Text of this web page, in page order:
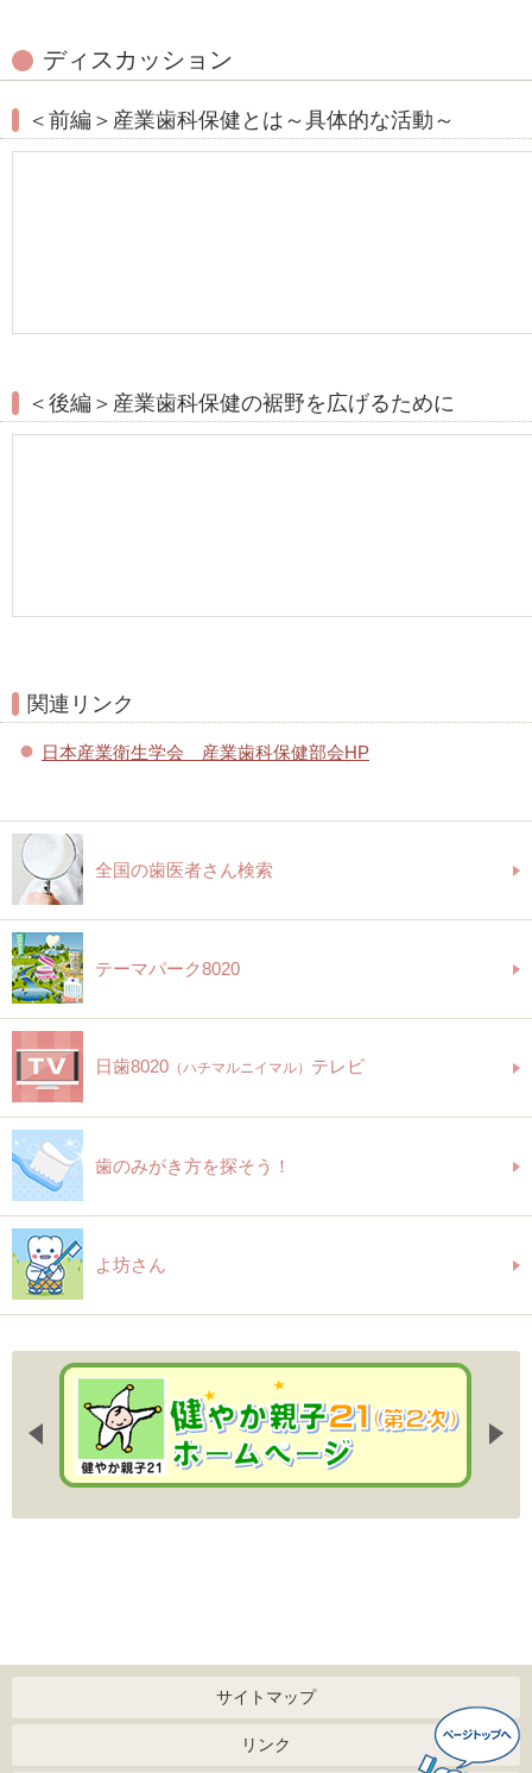
ディスカッション
＜前編＞産業歯科保健とは～具体的な活動～
＜後編＞産業歯科保健の裾野を広げるために
関連リンク
日本産業衛生学会 産業歯科保健部会HP
全国の歯医者さん検索
テーマパーク8020
日歯8020 （ハチマルニイマル） テレビ
歯のみがき方を探そう！
よ坊さん
サイトマップ
リンク